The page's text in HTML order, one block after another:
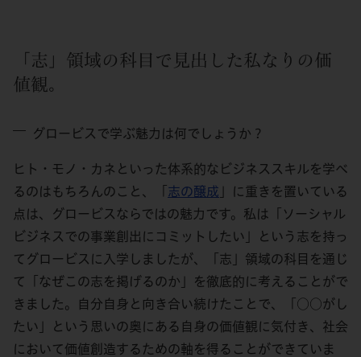
「志」領域の科目で見出した私なりの価
値観。
グロービスで学ぶ魅力は何でしょうか？
ヒト・モノ・カネといった体系的なビジネススキルを学べ
るのはもちろんのこと、「 志の醸成 」に重きを置いている
点は、グロービスならではの魅力です。私は「ソーシャル
ビジネスでの事業創出にコミットしたい」という志を持っ
てグロービスに入学しましたが、「志」領域の科目を通じ
て「なぜこの志を掲げるのか」を徹底的に考えることがで
きました。自分自身と向き合い続けたことで、「○○がし
たい」という思いの奥にある自身の価値観に気付き、社会
において価値創造するための軸を得ることができていま